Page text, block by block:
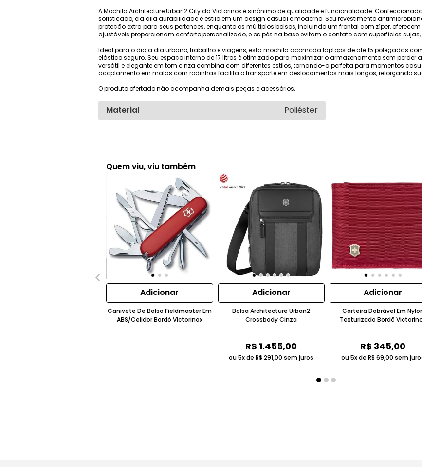
A Mochila Architecture Urban2 City da Victorinox é sinônimo de qualidade e funcionalidade.
sofisticado, ela alia durabilidade e estilo em um design casual e moderno. Seu revestimento
proteção extra para seus pertences, enquanto os múltiplos bolsos, incluindo um frontal com zíper,
ajustáveis proporcionam conforto personalizado, e os pés na base evitam o contato com superfícies
Ideal para o dia a dia urbano, trabalho e viagens, esta mochila acomoda laptops de até 15 polegadas
elástico seguro. Seu espaço interno de 17 litros é otimizado para maximizar o armazenamento sem perder a
versátil e elegante em tom cinza combina com diferentes estilos, tornando-a perfeita para momentos
acoplamento em malas com rodinhas facilita o transporte em deslocamentos mais longos, reforçando
O produto ofertado não acompanha demais peças e acessórios.
Material Poliéster
Quem viu, viu também
Adicionar
Canivete De Bolso Fieldmaster Em
ABS/Celidor Bordô Victorinox
Adicionar
Bolsa Architecture Urban2
Crossbody Cinza
R$ 1.455,00
ou 5x deR$ 291,00 sem juros
Adicionar
Carteira Dobrável Em
Texturizado Bordô
R$ 345,00
ou 5x deR$ 69,00 sem